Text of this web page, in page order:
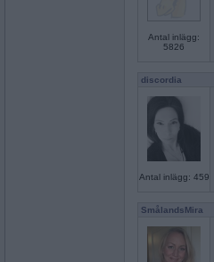
Antal inlägg:
5826
discordia
Antal inlägg: 459
SmålandsMira